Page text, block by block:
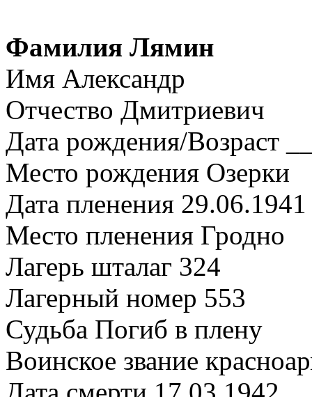
Фамилия Лямин
Имя Александр
Отчество Дмитриевич
Дата рождения/Возраст
Место рождения Озерки
Дата пленения 29.06.1941
Место пленения Гродно
Лагерь шталаг 324
Лагерный номер 553
Судьба Погиб в плену
Воинское звание